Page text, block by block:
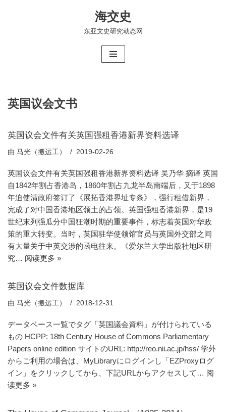
海交史
东亚文史研究动态网
英国议会文书
英国议会文件有关英国强租香港新界资料选译
由 马光（搬运工） 2019-02-26
英国议会文件有关英国强租香港新界资料选译 吴乃华 摘译 英国
自1842年割占香港岛，1860年割占九龙半岛南端后，又于1898
年迫使清政府签订了《展拓香港界址专条》，强行租借新界，
完成了对中国香港地区领土的占领。英国强租香港新界，是19
世纪末列强瓜分中国狂潮时期的重要事件，标志着英国对华政
策的重大转变。当时，英国驻华使领馆官员与英国外交部之间
有大量关于中英交涉的函电往来。《爱尔兰大学出版社地区研
究… 阅读更多 »
英国议会文件数据库
由 马光（搬运工） 2018-12-31
データベース一覧でタグ「英国議会資料」が付けられている
もの HCPP: 18th Century House of Commons Parliamentary
Papers online edition サイトのURL: http://reo.nii.ac.jp/hss/ 学外
からご利用の場合は、MyLibraryにログインし「EZProxyログ
イン」をクリックしてから、下記URLからアクセスして… 阅
读更多 »